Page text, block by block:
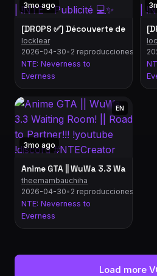
3mo ago
[DROPS ✅] Découverte de NTE
locklear
2026-04-30• 2 reproducciones
NTE: Neverness to
Everness
3mo ago
EN
Anime GTA || WuWa 3.3 Waiting
theemambauchiha
2026-04-30• 2 reproducciones
NTE: Neverness to
Everness
Load more